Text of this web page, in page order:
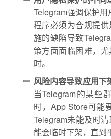
Telegram强调保护
程序必须为合规提
施的缺陷导致
策方面面临困难，
时。
风险内容导致应用下
当Telegram的某些
时，App Store可能
Telegram未能及时
能会临时下架，直到